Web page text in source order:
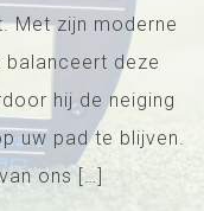
Met zijn moderne
deze
hij de neiging
uw pad te blijven.
ons […]